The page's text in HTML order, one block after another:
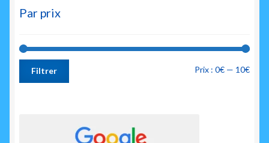
Par prix
Prix
Prix
Filtrer Prix : 0€ — 10€